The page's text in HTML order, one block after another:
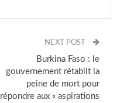
NEXT POST
Burkina Faso : le
gouvernement rétablit la
peine de mort pour
répondre aux « aspirations